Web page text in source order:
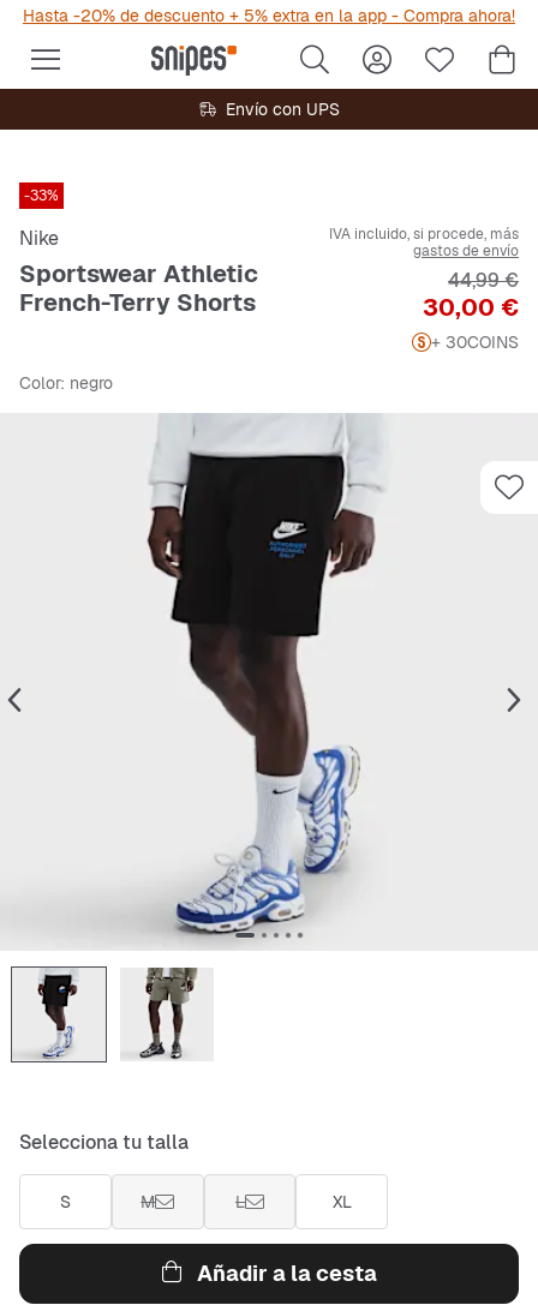
Hasta -20% de descuento + 5% extra en la app - Compra ahora!
Envío con UPS
-33%
Nike
Sportswear Athletic
French-Terry Shorts
IVA incluido, si procede, más
gastos de envío
Precio
30,00 €
Precio
44,99 €
+ 30COINS
Color: negro
Selecciona tu talla
S M L XL
Añadir a la cesta